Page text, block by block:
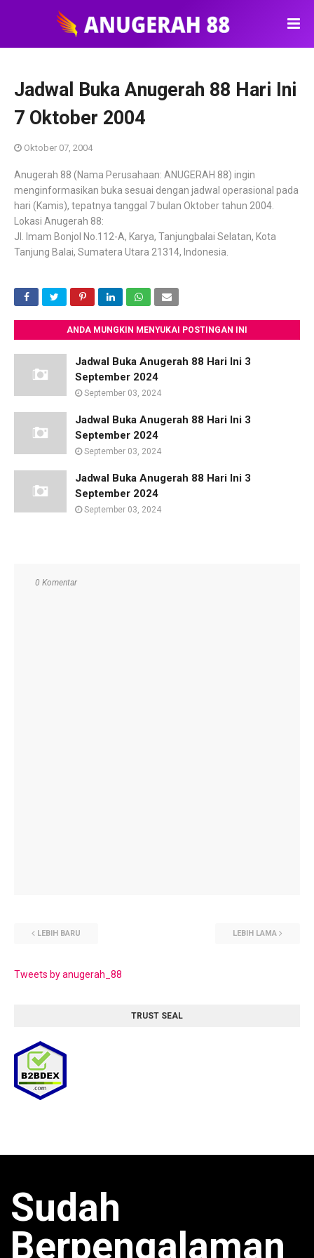
Jadwal Buka Anugerah 88 Hari Ini
7 Oktober 2004
Oktober 07, 2004
Anugerah 88 (Nama Perusahaan: ANUGERAH 88) ingin
menginformasikan buka sesuai dengan jadwal operasional pada
hari (Kamis), tepatnya tanggal 7 bulan Oktober tahun 2004.
Lokasi Anugerah 88:
Jl. Imam Bonjol No.112-A, Karya, Tanjungbalai Selatan, Kota
Tanjung Balai, Sumatera Utara 21314, Indonesia.
ANDA MUNGKIN MENYUKAI POSTINGAN INI
Jadwal Buka Anugerah 88 Hari Ini 3
September 2024
September 03, 2024
Jadwal Buka Anugerah 88 Hari Ini 3
September 2024
September 03, 2024
Jadwal Buka Anugerah 88 Hari Ini 3
September 2024
September 03, 2024
0 Komentar
LEBIH BARU LEBIH LAMA
Tweets by anugerah_88
TRUST SEAL
Sudah
Berpengalaman